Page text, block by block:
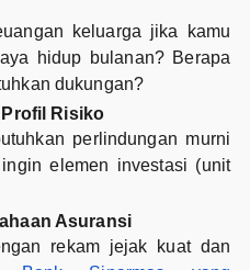
keluarga jika kamu
hidup bulanan? Berapa
dukungan?
Risiko
perlindungan murni
elemen investasi (unit
Asuransi
rekam jejak kuat dan